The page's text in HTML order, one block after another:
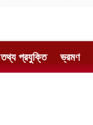
তথ্য প্রযুক্তি ভ্রমণ